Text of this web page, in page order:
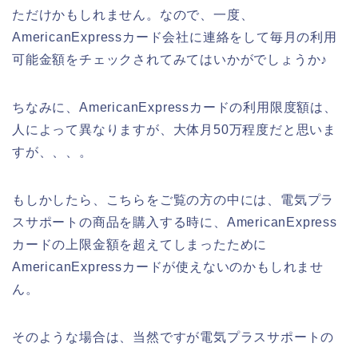
ただけかもしれません。なので、一度、
AmericanExpressカード会社に連絡をして毎月の利用
可能金額をチェックされてみてはいかがでしょうか♪
ちなみに、AmericanExpressカードの利用限度額は、
人によって異なりますが、大体月50万程度だと思いま
すが、、、。
もしかしたら、こちらをご覧の方の中には、電気プラ
スサポートの商品を購入する時に、AmericanExpress
カードの上限金額を超えてしまったために
AmericanExpressカードが使えないのかもしれませ
ん。
そのような場合は、当然ですが電気プラスサポートの